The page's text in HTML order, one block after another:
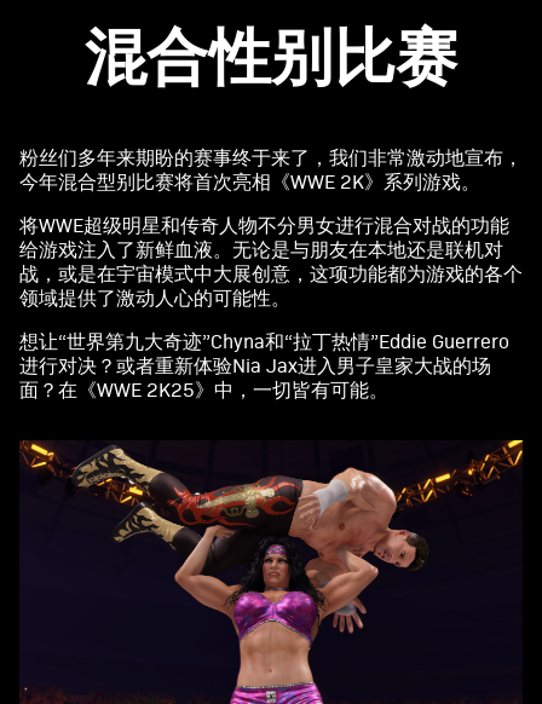
点击
即意
味着
你同
意
YouT
ube
私政
策以
及将
传输
至
Goog
混合性别比赛
粉丝们多年来期盼的赛事终于来了，我们非常激动地宣布，
今年混合型别比赛将首次亮相《WWE 2K》系列游戏。
将WWE超级明星和传奇人物不分男女进行混合对战的功能
给游戏注入了新鲜血液。无论是与朋友在本地还是联机对
战，或是在宇宙模式中大展创意，这项功能都为游戏的各个
领域提供了激动人心的可能性。
想让“世界第九大奇迹”Chyna和“拉丁热情”Eddie Guerrero
进行对决？或者重新体验Nia Jax进入男子皇家大战的场
面？在《WWE 2K25》中，一切皆有可能。